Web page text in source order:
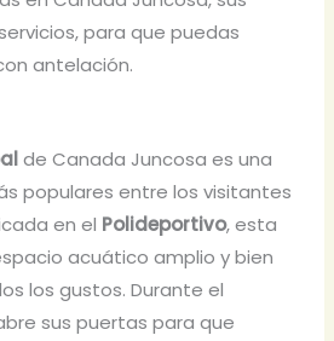
para que puedas
antelación.
de Canada Juncosa es una
populares entre los visitantes
en el Polideportivo, esta
acuático amplio y bien
los gustos. Durante el
sus puertas para que